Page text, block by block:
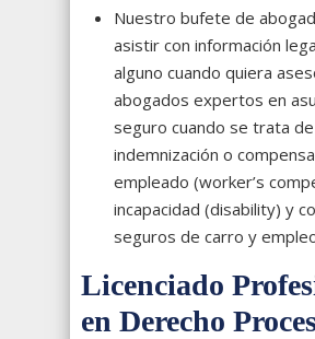
Nuestro bufete de
asistir con información
alguno cuando quiera
abogados expertos en
seguro cuando se trata de
indemnización o
empleado (worker’s
incapacidad (disability) y
seguros de carro y
Licenciado
en Derecho